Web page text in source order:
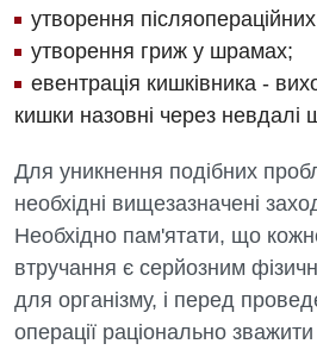
утворення
утворення гриж у шрамах;
евентрація кишківника -
кишки назовні через невдалі
Для уникнення подібних
необхідні вищезазначені
Необхідно пам'ятати, що
втручання є серйозним
для організму, і перед
операції раціонально